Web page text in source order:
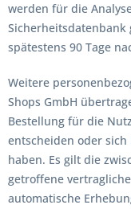
werden für die
Sicherheitsdatenbank
spätestens 90 Tage
Weitere
Shops GmbH
Bestellung für die
entscheiden oder
haben. Es gilt die
getroffene
automatische